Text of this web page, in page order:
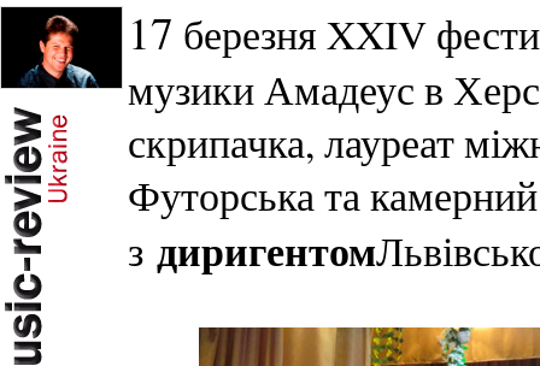
17 березня XXIV
музики Амадеус в
скрипачка, лауреат
Футорська та
з диригентом